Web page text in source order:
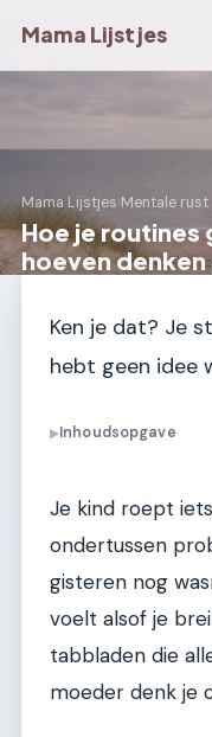
Mama Lijstjes
Mama Lijstjes›Mentale rust
Hoe je routines
hoeven denken
Ken je dat? Je
hebt geen idee
▶Inhoudsopgave
Je kind roept
ondertussen
gisteren nog
voelt alsof je
tabbladen die
moeder denk je